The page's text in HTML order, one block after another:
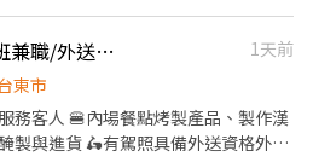
🌟肯德基-台東新生🌟晚班兼職/外送人員
1天前
東市
製與進貨 🛵有駕照具備外送資格外送